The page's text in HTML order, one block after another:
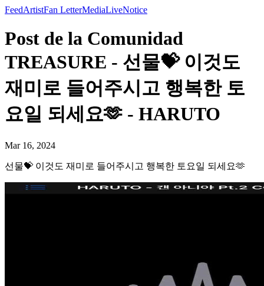
FeedArtistFan LetterMediaLiveNotice
Post de la Comunidad
TREASURE - 선물💝 이것도
재미로 들어주시고 행복한 토
요일 되세요🫶 - HARUTO
Mar 16, 2024
선물💝 이것도 재미로 들어주시고 행복한 토요일 되세요🫶